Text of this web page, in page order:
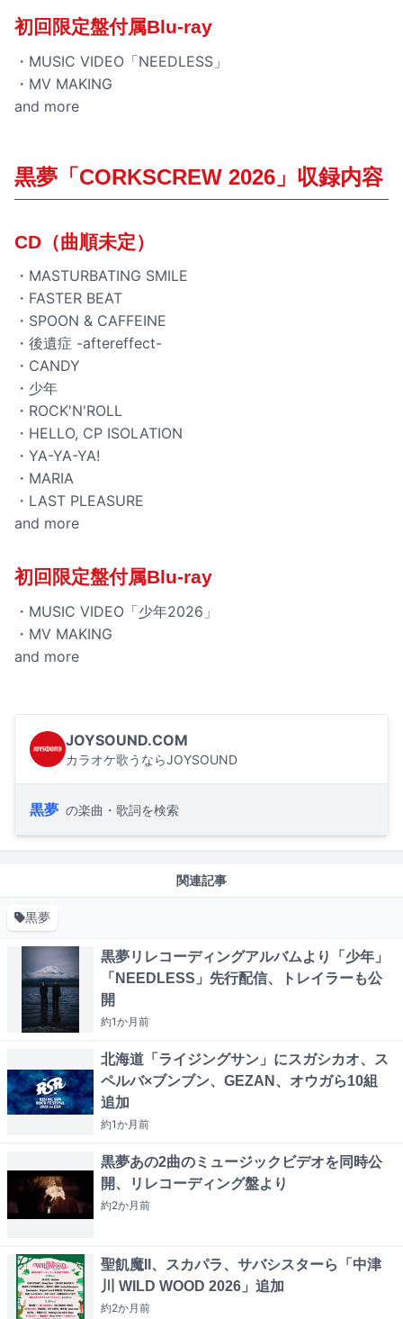
初回限定盤付属Blu-ray
・MUSIC VIDEO「NEEDLESS」
・MV MAKING
and more
黒夢「CORKSCREW 2026」収録内容
CD（曲順未定）
・MASTURBATING SMILE
・FASTER BEAT
・SPOON & CAFFEINE
・後遺症 -aftereffect-
・CANDY
・少年
・ROCK'N'ROLL
・HELLO, CP ISOLATION
・YA-YA-YA!
・MARIA
・LAST PLEASURE
and more
初回限定盤付属Blu-ray
・MUSIC VIDEO「少年2026」
・MV MAKING
and more
JOYSOUND.COM
カラオケ歌うならJOYSOUND
黒夢 の楽曲・歌詞を検索
関連記事
黒夢
黒夢リレコーディングアルバムより「少年」
「NEEDLESS」先行配信、トレイラーも公
開
約1か月前
北海道「ライジングサン」にスガシカオ、ス
ペルバ×ブンブン、GEZAN、オウガら10組
追加
約1か月前
黒夢あの2曲のミュージックビデオを同時公
開、リレコーディング盤より
約2か月前
聖飢魔II、スカパラ、サバシスターら「中津
川 WILD WOOD 2026」追加
約2か月前